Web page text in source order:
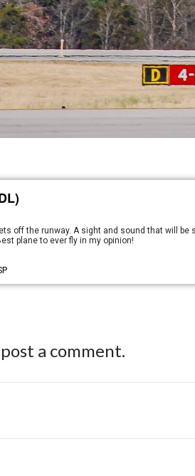
off the runway. A sight and sound that will
plane to ever fly in my opinion!
a comment.